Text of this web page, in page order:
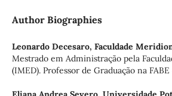
Author Biographies
Leonardo Decesaro, Faculdade
Mestrado em Administração pela
(IMED). Professor de Graduação na FABE